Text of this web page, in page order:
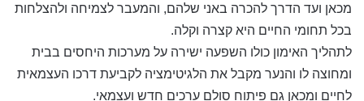
מכאן ועד הדרך להכרה באני שלהם, והמעבר לצמיחה ולהצלחות
בכל תחומי החיים היא קצרה וקלה.
לתהליך האימון כולו השפעה ישירה על מערכות היחסים בבית
ומחוצה לו והנער מקבל את הלגיטימציה לקביעת דרכו העצמאית
לחיים ומכאן גם פיתוח סולם ערכים חדש ועצמאי.